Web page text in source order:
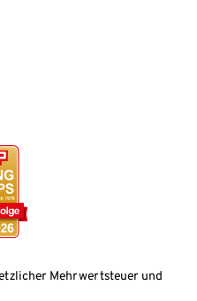
Mehrwertsteuer und